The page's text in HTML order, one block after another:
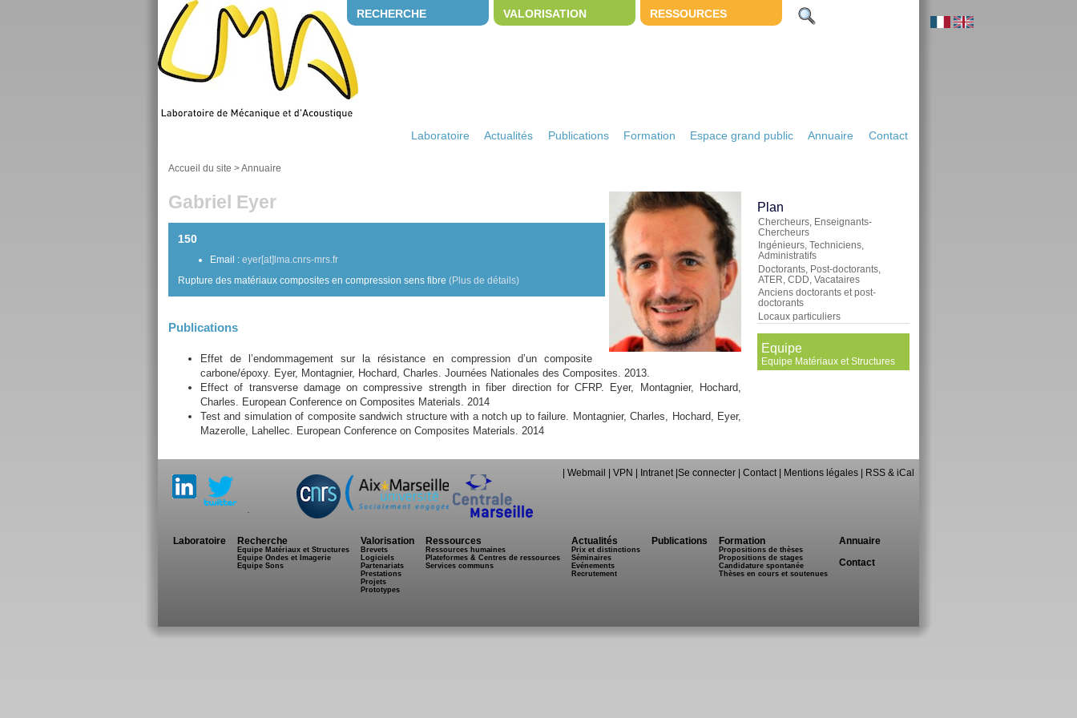
RECHERCHE VALORISATION RESSOURCES
Laboratoire Actualités Publications Formation Espace grand public Annuaire Contact
Accueil du site >Annuaire
Gabriel Eyer
150
Email : eyer[at]lma.cnrs-mrs.fr
Rupture des matériaux composites en compression sens fibre (Plus de détails)
Publications
Effet de l’endommagement sur la résistance en compression d’un composite
carbone/époxy. Eyer, Montagnier, Hochard, Charles. Journées Nationales des Composites. 2013.
Effect of transverse damage on compressive strength in fiber direction for CFRP. Eyer, Montagnier, Hochard,
Charles. European Conference on Composites Materials. 2014
Test and simulation of composite sandwich structure with a notch up to failure. Montagnier, Charles, Hochard, Eyer,
Mazerolle, Lahellec. European Conference on Composites Materials. 2014
Plan
Chercheurs, Enseignants-
Chercheurs
Ingénieurs, Techniciens,
Administratifs
Doctorants, Post-doctorants,
ATER, CDD, Vacataires
Anciens doctorants et post-
doctorants
Locaux particuliers
Equipe
Equipe Matériaux et Structures
.
|Webmail |VPN Intranet |Se connecter |Contact Mentions légales RSS & iCal
Laboratoire Recherche
Equipe Matériaux et Structures
Equipe Ondes et Imagerie
Equipe Sons
Valorisation
Brevets
Logiciels
Partenariats
Prestations
Projets
Prototypes
Ressources
Ressources humaines
Plateformes & Centres de ressources
Services communs
Actualités
Prix et distinctions
Séminaires
Evénements
Recrutement
Publications Formation
Propositions de thèses
Propositions de stages
Candidature spontanée
Thèses en cours et soutenues
Annuaire
Contact